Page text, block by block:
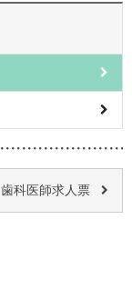
歯科医師求人票